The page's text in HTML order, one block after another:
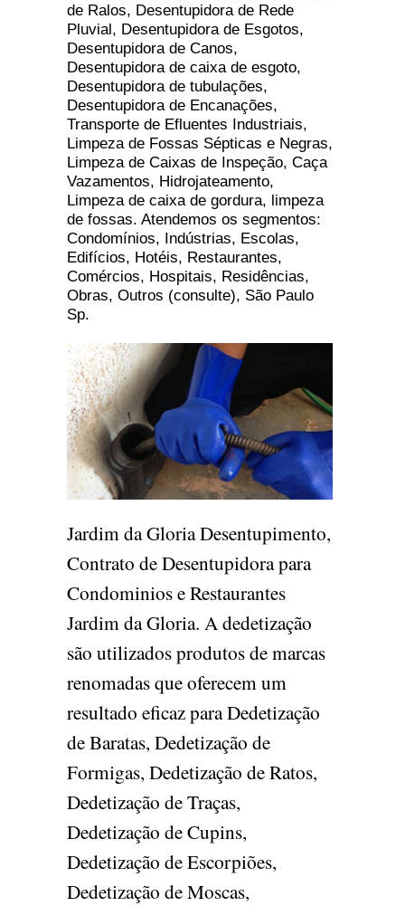
de Ralos, Desentupidora de Rede
Pluvial, Desentupidora de Esgotos,
Desentupidora de Canos,
Desentupidora de caixa de esgoto,
Desentupidora de tubulações,
Desentupidora de Encanações,
Transporte de Efluentes Industriais,
Limpeza de Fossas Sépticas e Negras,
Limpeza de Caixas de Inspeção, Caça
Vazamentos, Hidrojateamento,
Limpeza de caixa de gordura, limpeza
de fossas. Atendemos os segmentos:
Condomínios, Indústrias, Escolas,
Edifícios, Hotéis, Restaurantes,
Comércios, Hospitais, Residências,
Obras, Outros (consulte), São Paulo
Sp.
Jardim da Gloria Desentupimento,
Contrato de Desentupidora para
Condominios e Restaurantes
Jardim da Gloria. A dedetização
são utilizados produtos de marcas
renomadas que oferecem um
resultado eficaz para Dedetização
de Baratas, Dedetização de
Formigas, Dedetização de Ratos,
Dedetização de Traças,
Dedetização de Cupins,
Dedetização de Escorpiões,
Dedetização de Moscas,